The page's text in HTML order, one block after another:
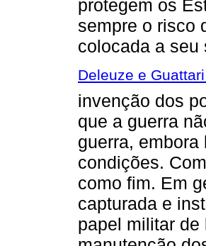
protegem os
sempre o risco
colocada a seu
Deleuze e
invenção dos
que a guerra
guerra,
condições.
como fim. Em
capturada e
papel militar de